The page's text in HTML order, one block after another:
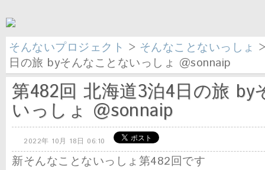
そんないプロジェクト > そんなことないっしょ
日の旅 byそんなことないっしょ @sonnaip
第482回 北海道3泊4日の旅 by
いっしょ @sonnaip
2022年 10月 18日 06:10
新そんなことないっしょ第482回です